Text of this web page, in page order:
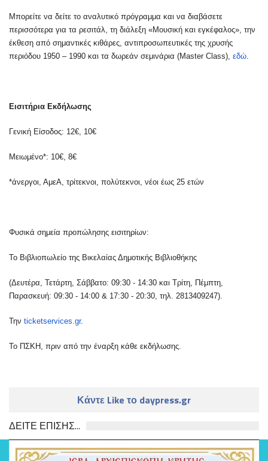
Μπορείτε να δείτε το αναλυτικό πρόγραμμα και να διαβάσετε
περισσότερα για τα ρεσιτάλ, τη διάλεξη «Μουσική και εγκέφαλος», την
έκθεση από σημαντικές κιθάρες, αντιπροσωπευτικές της χρυσής
περιόδου 1950 – 1990 και τα δωρεάν σεμινάρια (Master Class), εδώ.
Εισιτήρια Εκδήλωσης
Γενική Είσοδος: 12€, 10€
Μειωμένο*: 10€, 8€
*άνεργοι, ΑμεΑ, τρίτεκνοι, πολύτεκνοι, νέοι έως 25 ετών
Φυσικά σημεία προπώλησης εισιτηρίων:
Το Βιβλιοπωλείο της Βικελαίας Δημοτικής Βιβλιοθήκης
(Δευτέρα, Τετάρτη, Σάββατο: 09:30 - 14:30 και Τρίτη, Πέμπτη,
Παρασκευή: 09:30 - 14:00 & 17:30 - 20:30, τηλ. 2813409247).
Την ticketservices.gr.
Το ΠΣΚΗ, πριν από την έναρξη κάθε εκδήλωσης.
Κάντε Like το daypress.gr
ΔΕΙΤΕ ΕΠΙΣΗΣ...